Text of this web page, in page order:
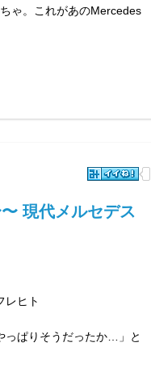
ゃ。これがあのMercedes
現代メルセデス
レヒト
っぱりそうだったか…」と